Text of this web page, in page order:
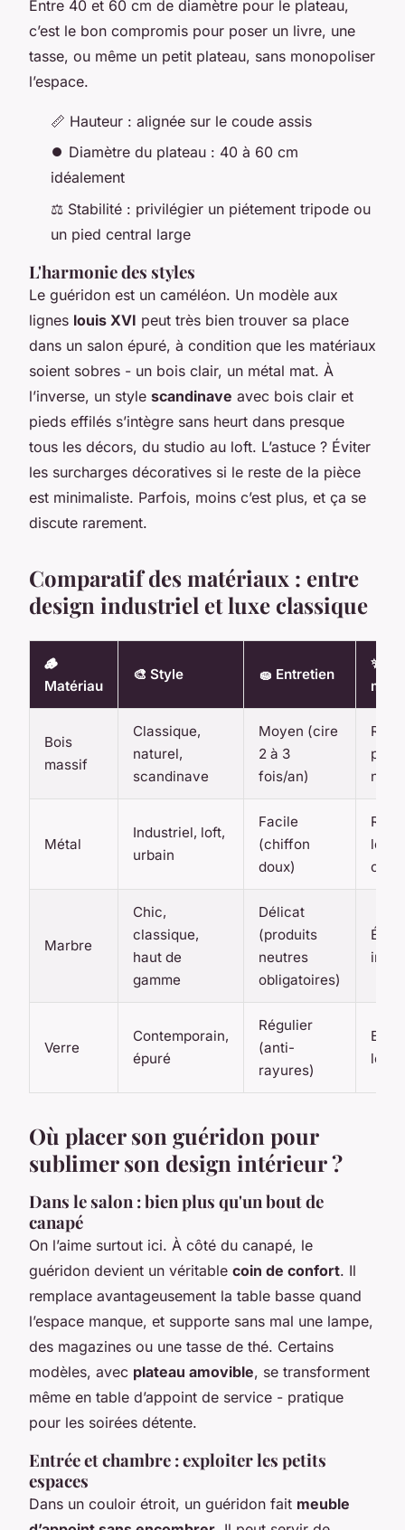
Entre 40 et 60 cm de diamètre pour le plateau,
c’est le bon compromis pour poser un livre, une
tasse, ou même un petit plateau, sans monopoliser
l’espace.
📏 Hauteur : alignée sur le coude assis
⏺ Diamètre du plateau : 40 à 60 cm
idéalement
⚖️ Stabilité : privilégier un piétement tripode ou
un pied central large
L'harmonie des styles
Le guéridon est un caméléon. Un modèle aux
lignes louis XVI peut très bien trouver sa place
dans un salon épuré, à condition que les matériaux
soient sobres - un bois clair, un métal mat. À
l’inverse, un style scandinave avec bois clair et
pieds effilés s’intègre sans heurt dans presque
tous les décors, du studio au loft. L’astuce ? Éviter
les surcharges décoratives si le reste de la pièce
est minimaliste. Parfois, moins c’est plus, et ça se
discute rarement.
Comparatif des matériaux : entre
design industriel et luxe classique
🪵
Matériau
🎨 Style 🧽 Entretien
✨
Bois
massif
Classique,
naturel,
scandinave
Moyen (cire
2 à 3
fois/an)
Métal
Industriel, loft,
urbain
Facile
(chiffon
doux)
look
Marbre
Chic,
classique,
haut de
gamme
Délicat
(produits
neutres
obligatoires)
Verre
Contemporain,
épuré
Régulier
(anti-
rayures)
Où placer son guéridon pour
sublimer son design intérieur ?
Dans le salon : bien plus qu'un bout de
canapé
On l’aime surtout ici. À côté du canapé, le
guéridon devient un véritable coin de confort. Il
remplace avantageusement la table basse quand
l’espace manque, et supporte sans mal une lampe,
des magazines ou une tasse de thé. Certains
modèles, avec plateau amovible, se transforment
même en table d’appoint de service - pratique
pour les soirées détente.
Entrée et chambre : exploiter les petits
espaces
Dans un couloir étroit, un guéridon fait meuble